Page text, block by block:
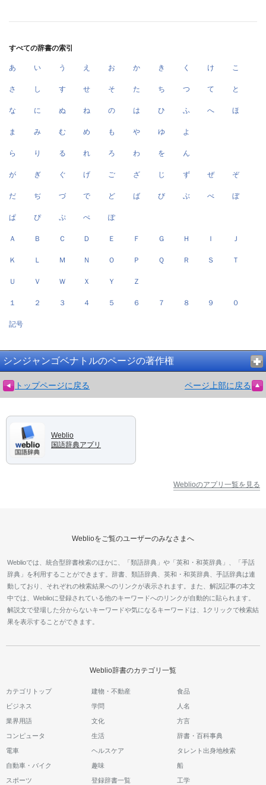
すべての辞書の索引
あ い う え お か き く け こ
さ し す せ そ た ち つ て と
な に ぬ ね の は ひ ふ へ ほ
ま み む め も や ゆ よ
ら り る れ ろ わ を ん
が ぎ ぐ げ ご ざ じ ず ぜ ぞ
だ ぢ づ で ど ば び ぶ べ ぼ
ぱ ぴ ぷ ぺ ぽ
Ａ Ｂ Ｃ Ｄ Ｅ Ｆ Ｇ Ｈ Ｉ Ｊ
Ｋ Ｌ Ｍ Ｎ Ｏ Ｐ Ｑ Ｒ Ｓ Ｔ
Ｕ Ｖ Ｗ Ｘ Ｙ Ｚ
１ ２ ３ ４ ５ ６ ７ ８ ９ ０
記号
シンジャンゴベナトルのページの著作権
トップページに戻る ページ上部に戻る
Weblio
国語辞典アプリ
Weblioのアプリ一覧を見る
Weblioをご覧のユーザーのみなさまへ
Weblioでは、統合型辞書検索のほかに、「類語辞典」や「英和・和英辞典」、「手話
辞典」を利用することができます。辞書、類語辞典、英和・和英辞典、手話辞典は連
動しており、それぞれの検索結果へのリンクが表示されます。また、解説記事の本文
中では、Weblioに登録されている他のキーワードへのリンクが自動的に貼られます。
解説文で登場した分からないキーワードや気になるキーワードは、1クリックで検索結
果を表示することができます。
Weblio辞書のカテゴリ一覧
カテゴリトップ 建物・不動産 食品
ビジネス 学問 人名
業界用語 文化 方言
コンピュータ 生活 辞書・百科事典
電車 ヘルスケア タレント出身地検索
自動車・バイク 趣味 船
スポーツ 登録辞書一覧 工学